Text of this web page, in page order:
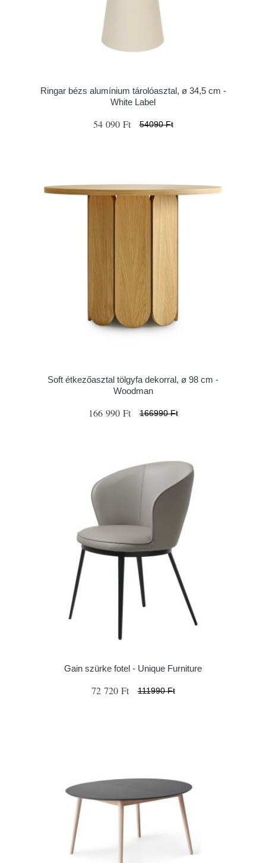
Ringar bézs alumínium tárolóasztal, ø 34,5 cm -
White Label
54 090 Ft 54090 Ft
Soft étkezőasztal tölgyfa dekorral, ø 98 cm -
Woodman
166 990 Ft 166990 Ft
Gain szürke fotel - Unique Furniture
72 720 Ft 111990 Ft